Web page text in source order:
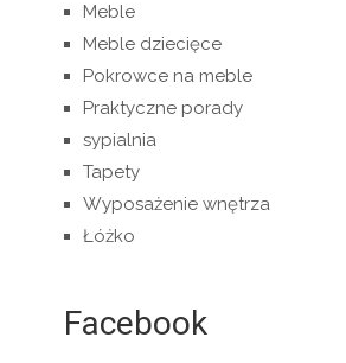
Meble
Meble dziecięce
Pokrowce na meble
Praktyczne porady
sypialnia
Tapety
Wyposażenie wnętrza
Łóżko
Facebook